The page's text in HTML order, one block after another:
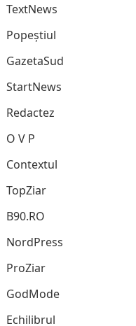
TextNews
Popeștiul
GazetaSud
StartNews
Redactez
O V P
Contextul
TopZiar
B90.RO
NordPress
ProZiar
GodMode
Echilibrul